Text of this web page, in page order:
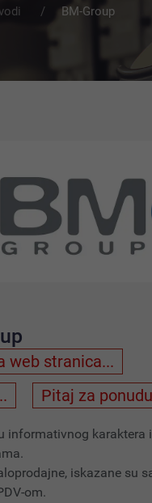
BM-Group
web stranica...
Pitaj za
informativnog karaktera
iskazane su
om.